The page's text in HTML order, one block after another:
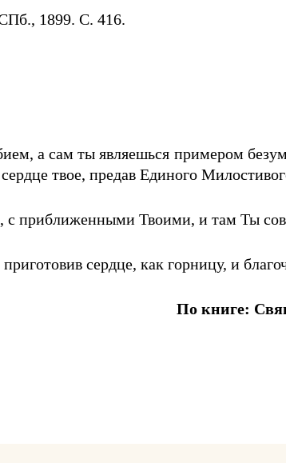
1899. С. 416.
а сам ты являешься примером
твое, предав Единого
с приближенными Твоими, и там Ты
сердце, как горницу, и
По книге: